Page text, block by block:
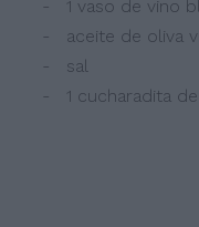
- 1 vaso de vino
- aceite de oliva
- sal
- 1 cucharadita de